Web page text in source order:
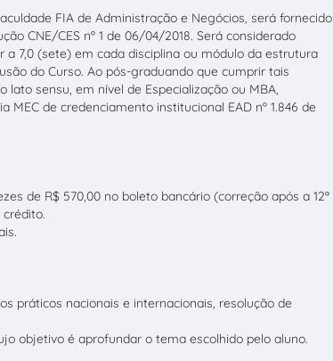
FIA de Administração e Negócios, será fornecido
CNE/CES nº 1 de 06/04/2018. Será considerado
7,0 (sete) em cada disciplina ou módulo da estrutura
do Curso. Ao pós-graduando que cumprir tais
sensu, em nível de Especialização ou MBA,
de credenciamento institucional EAD nº 1.846 de
de R$ 570,00 no boleto bancário (correção após a 12ª
práticos nacionais e internacionais, resolução de
objetivo é aprofundar o tema escolhido pelo aluno.